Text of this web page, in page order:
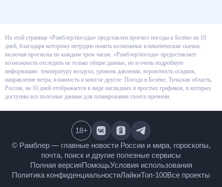
На этой странице «Рамблер/погоды» представлен прогноз погоды в
Белёве на 10 дней, благодаря которому нетрудно понять возможные
климатические скачки, включая прогнозы по каждым трем часам.
«Рамблер/погода» предоставляет возможность отследить не только
общие данные, но и очень подробную информацию: температуру воздуха,
уровень давления, вероятность осадков, направление ветра, влажность и
многое другое. Погода в Белёве, Тульская область, Россия, на 10 дней
отображается в виде наглядных и простых графиков, в которых доступны
© Рамблер — главные новости России и мира,
гороскопы, почта, поиск и другие полезные сервисы
Полная версияПомощьУсловия использования
18+